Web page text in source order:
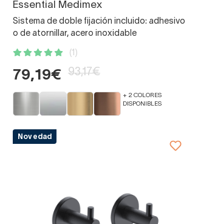
Essential Medimex
Sistema de doble fijación incluido: adhesivo
o de atornillar, acero inoxidable
(1)
79,19€ 93,17€
+ 2 COLORES
DISPONIBLES
Novedad